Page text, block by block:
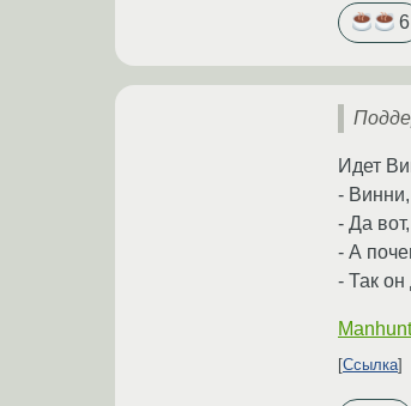
6
Идет
-
- Да
- А
- Так
Manhunt
Ссылка